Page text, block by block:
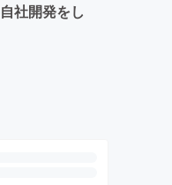
社開発をし